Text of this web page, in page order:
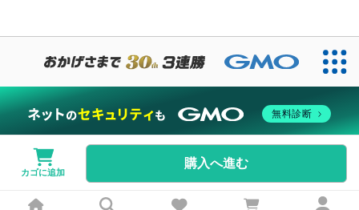
カゴに追加
購入へ進む
無料診断